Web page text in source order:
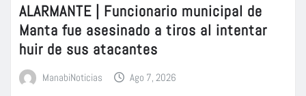
ALARMANTE | Funcionario municipal de
Manta fue asesinado a tiros al intentar
huir de sus atacantes
ManabiNoticias Ago 7, 2026